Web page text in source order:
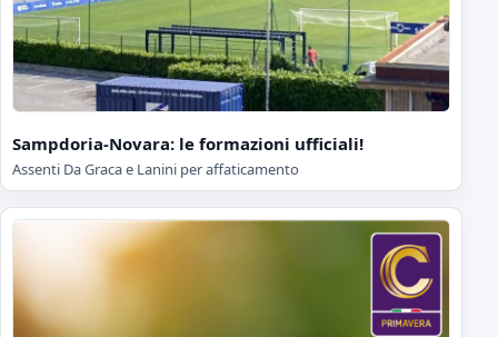
Sampdoria-Novara: le formazioni ufficiali!
Assenti Da Graca e Lanini per affaticamento